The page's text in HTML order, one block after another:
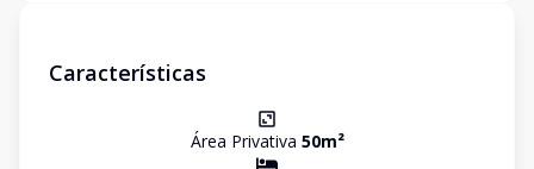
Características
Área Privativa 50m²